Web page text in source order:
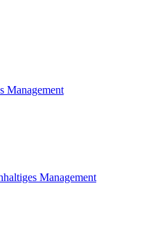
Management
Management